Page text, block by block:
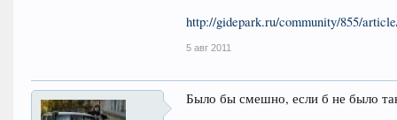
http://gidepark.ru/community/855/
5 авг 2011
Было бы смешно, если б не было